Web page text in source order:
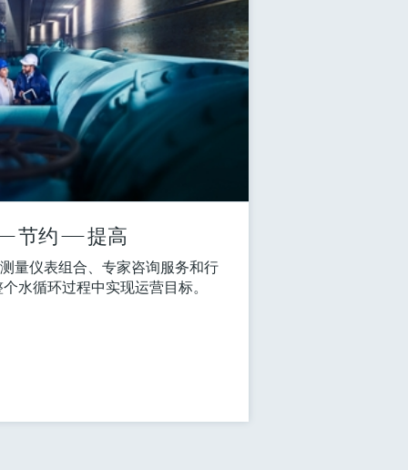
节约 —— 提高
量仪表组合、专家咨询服务和行
水循环过程中实现运营目标。